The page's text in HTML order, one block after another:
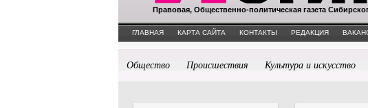
Правовая, Общественно-политическая газета
ГЛАВНАЯ КАРТА САЙТА КОНТАКТЫ РЕДАКЦИЯ
Общество Происшествия Культура и искусство